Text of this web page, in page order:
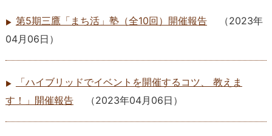
第5期三鷹「まち活」塾（全10回）開催報告 （2023年
04月06日 ）
「ハイブリッドでイベントを開催するコツ、 教えま
す！」開催報告
（2023年04月06日 ）